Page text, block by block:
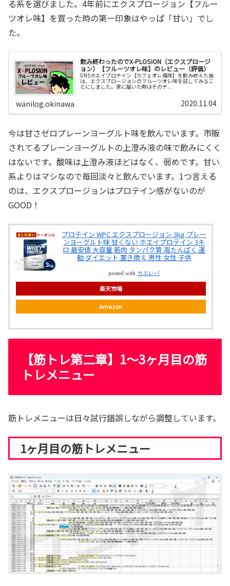
る系を選びました。4年前にエクスプロージョン【フルー
ツオレ味】を買った時の第一印象はやっぱ「甘い」でし
た。
飲み終わったのでX-PLOSION（エクスプロージ
ョン）【フルーツオレ味】のレビュー（評価）
DNSホエイプロテイン【カフェオレ風味】を飲み終えた後
は、エクスプロージョンのフルーツオレ味を試してみるこ
とにしました。家に届いた時はそのデ...
wanilog.okinawa 2020.11.04
今は甘さゼロプレーンヨーグルト味を飲んでいます。市販
されてるプレーンヨーグルトの上澄み液の味で飲みにくく
はないです。酸味は上澄み液ほどはなく、弱めです。甘い
系よりはマシなので毎回淡々と飲んでいます。1つ言える
のは、エクスプロージョンはプロテイン感がないのが
GOOD！
プロテイン WPC エクスプロージョン 3kg プレー
ンヨーグルト味 甘くない ホエイプロテイン 3キ
ロ 最安値 大容量 筋肉 タンパク質 高たんぱく 運
動 ダイエット 置き換え 男性 女性 子供
posted with カエレバ
楽天市場
Amazon
【筋トレ第二章】1～3ヶ月目の筋
トレメニュー
筋トレメニューは日々試行錯誤しながら調整しています。
1ヶ月目の筋トレメニュー